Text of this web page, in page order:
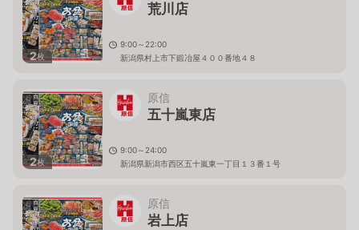
2枚
荒川店
9:00～22:00
新潟県村上市下鍛冶屋４００番地４８
2枚
原信
五十嵐東店
9:00～24:00
新潟県新潟市西区五十嵐東一丁目１３番１号
原信
岩上店